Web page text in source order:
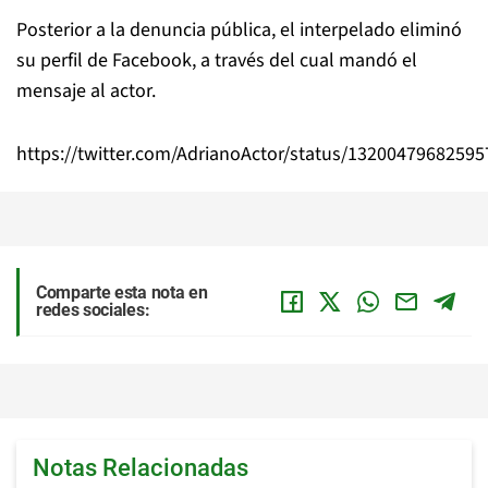
Posterior a la denuncia pública, el interpelado eliminó
su perfil de Facebook, a través del cual mandó el
mensaje al actor.
https://twitter.com/AdrianoActor/status/
Comparte esta nota en
redes sociales:
Notas Relacionadas